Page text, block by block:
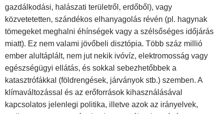
gazdálkodási, halászati területről, erdőből), vagy
közvetetetten, szándékos elhanyagolás révén (pl. hagynak
tömegeket meghalni éhínségek vagy a szélsőséges időjárás
miatt). Ez nem valami jövőbeli disztópia. Több száz millió
ember alultáplált, nem jut nekik ivóvíz, elektromosság vagy
egészségügyi ellátás, és sokkal sebezhetőbbek a
katasztrófákkal (földrengések, járványok stb.) szemben. A
klímaváltozással és az erőforrások kihasználásával
kapcsolatos jelenlegi politika, illetve azok az irányelvek,